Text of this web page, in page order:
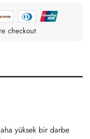
checkout
yüksek bir darbe